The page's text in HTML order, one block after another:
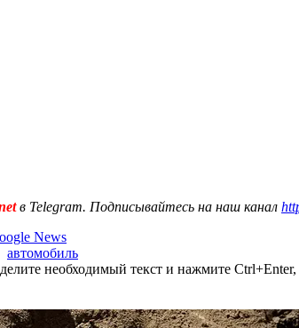
в Telegram. Подписывайтесь на наш канал
News
автомобиль
необходимый текст и нажмите